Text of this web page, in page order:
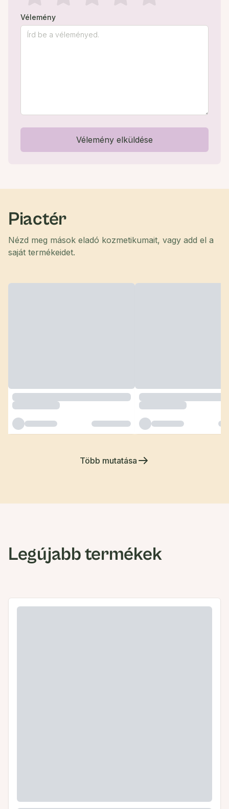
Vélemény
Vélemény elküldése
Piactér
Nézd meg mások eladó kozmetikumait, vagy add el a
saját termékeidet.
Több mutatása
Legújabb termékek